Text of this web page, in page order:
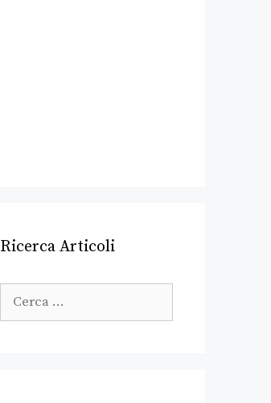
Ricerca Articoli